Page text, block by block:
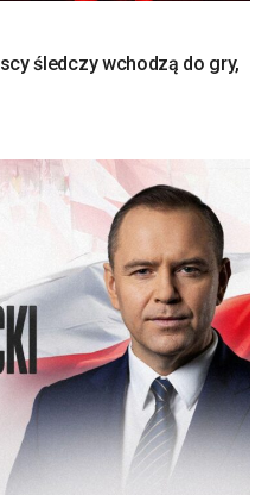
śledczy wchodzą do gry,